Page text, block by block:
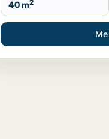
40 m2